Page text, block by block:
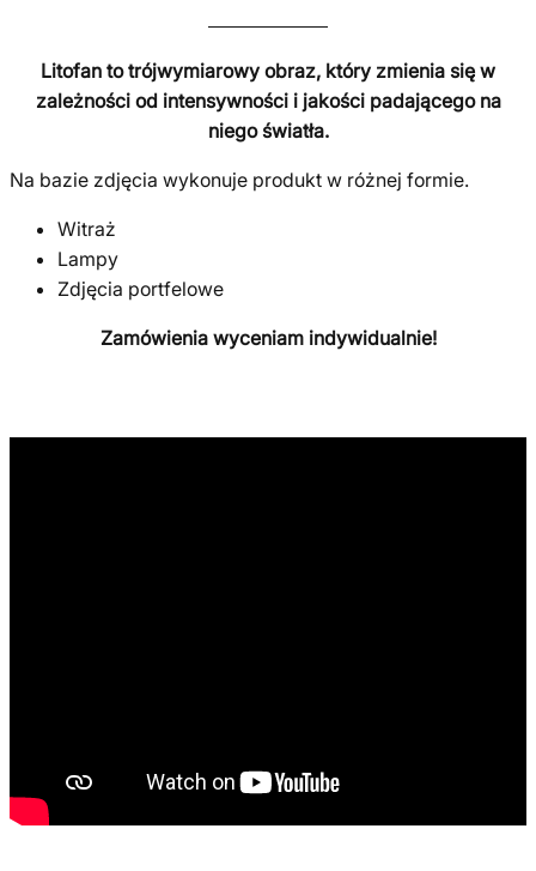
Litofan to trójwymiarowy obraz, który zmienia się w
zależności od intensywności i jakości padającego na
niego światła.
Na bazie zdjęcia wykonuje produkt w różnej formie.
Witraż
Lampy
Zdjęcia portfelowe
Zamówienia wyceniam indywidualnie!